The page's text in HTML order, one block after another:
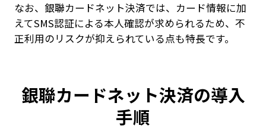
なお、銀聯カードネット決済では、カード情報に加
えてSMS認証による本人確認が求められるため、不
正利用のリスクが抑えられている点も特長です。
銀聯カードネット決済の導入
手順